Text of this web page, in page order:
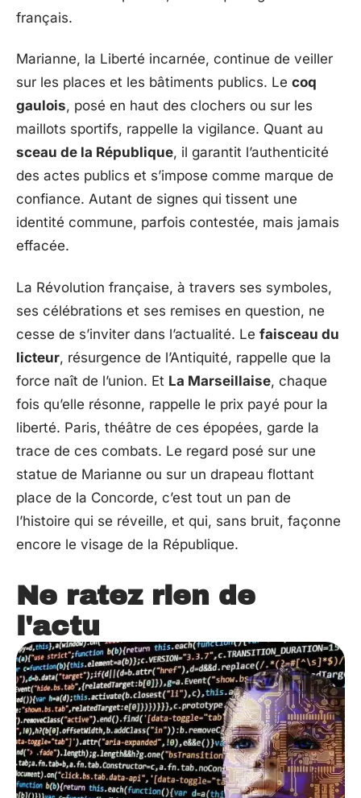
français.
Marianne, la Liberté incarnée, continue de veiller
sur les places et les bâtiments publics. Le coq
gaulois, posé en haut des clochers ou sur les
maillots sportifs, rappelle la vigilance. Quant au
sceau de la République, il garantit l’authenticité
des actes publics et s’impose comme marque de
confiance. Autant de signes qui tissent une
identité commune, parfois contestée, mais jamais
effacée.
La Révolution française, à travers ses symboles,
ses célébrations et ses remises en question, ne
cesse de s’inviter dans l’actualité. Le faisceau du
licteur, résurgence de l’Antiquité, rappelle que la
force naît de l’union. Et La Marseillaise, chaque
fois qu’elle résonne, rappelle le prix payé pour la
liberté. Paris, théâtre de ces épopées, garde la
trace de ces combats. Le regard posé sur une
statue de Marianne ou sur un drapeau flottant
place de la Concorde, c’est tout un pan de
l’histoire qui se réveille, et qui, sans bruit, façonne
encore le visage de la République.
Ne ratez rien de
l'actu